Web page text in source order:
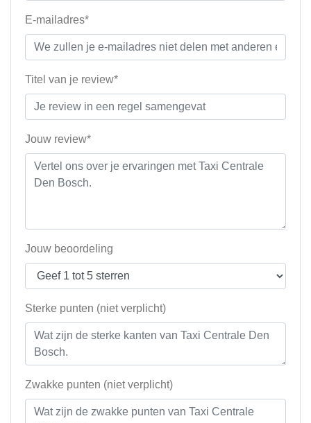
E-mailadres*
Titel van je review*
Jouw review*
Jouw beoordeling
Sterke punten (niet verplicht)
Zwakke punten (niet verplicht)